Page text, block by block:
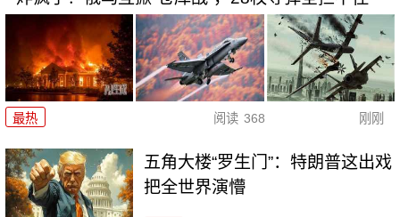
最热 阅读 368 刚刚
五角大楼“罗生门”：特朗普这出戏
把全世界演懵